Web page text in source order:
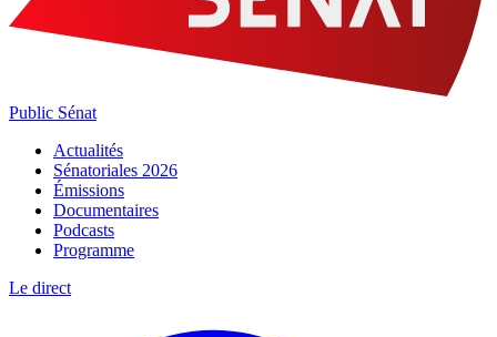
Public Sénat
Actualités
Sénatoriales 2026
Émissions
Documentaires
Podcasts
Programme
Le direct